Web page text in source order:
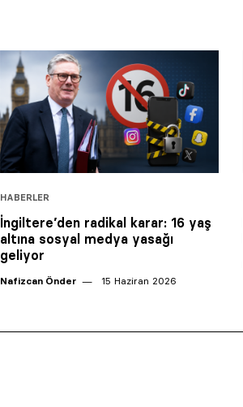
HABERLER
İngiltere’den radikal karar: 16 yaş
altına sosyal medya yasağı
geliyor
Nafizcan Önder 15 Haziran 2026